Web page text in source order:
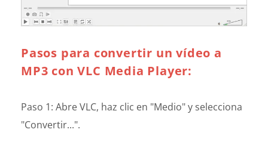
Pasos para convertir un vídeo a
MP3 con VLC Media Player:
Paso 1: Abre VLC, haz clic en "Medio" y selecciona
"Convertir...".